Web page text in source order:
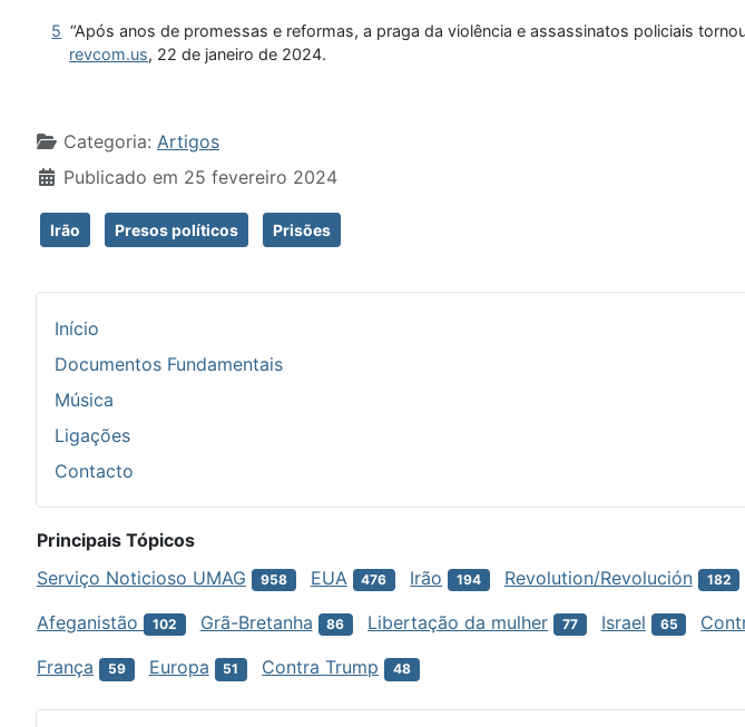
5 “Após anos de promessas e reformas, a praga da violência e assassinatos policiais
revcom.us, 22 de janeiro de 2024.
Detalhes
Categoria: Artigos
Publicado em 25 fevereiro 2024
Irão Presos políticos Prisões
Início
Documentos Fundamentais
Música
Ligações
Contacto
Principais Tópicos
Serviço Noticioso UMAG
958 EUA 476 Irão 194 Revolution/Revolución 182
Afeganistão 102 Grã-Bretanha 86 Libertação da mulher 77 Israel 65
França 59 Europa 51 Contra Trump 48